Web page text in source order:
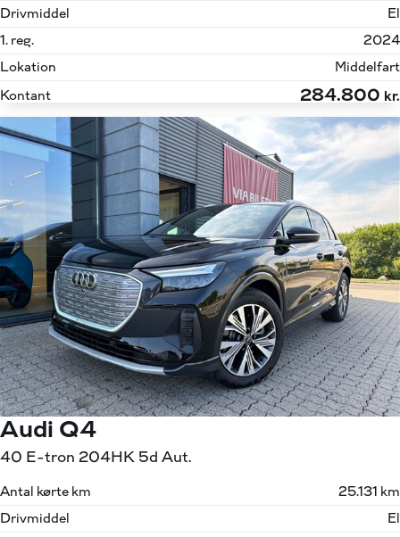
Drivmiddel
El
1. reg.
2024
Lokation
Middelfart
Kontant
284.800 kr.
Audi Q4
40 E-tron 204HK 5d Aut.
Antal kørte km
25.131 km
Drivmiddel
El